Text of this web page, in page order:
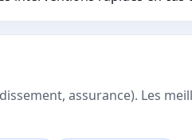
assurance). Les